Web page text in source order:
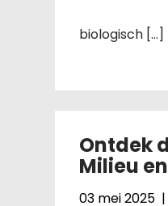
biologisch […]
Ontdek
Milieu
03 mei 2025 |